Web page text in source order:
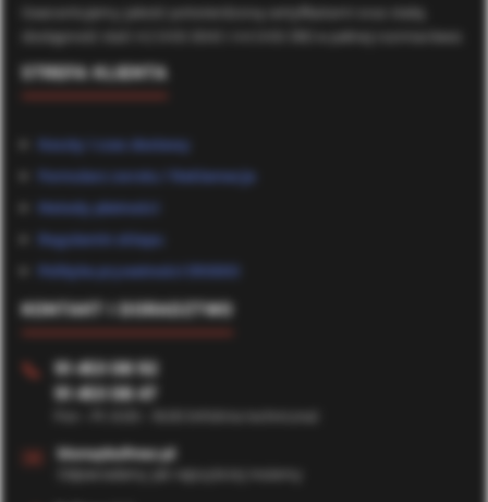
Gwarantujemy jakość potwierdzoną certyfikatami oraz stałą
dostępność stali A2 (AISI 304) i A4 (AISI 316) w pełnej rozmiarówce.
STREFA KLIENTA
Koszty i czas dostawy
Formularz zwrotu / Reklamacje
Metody płatności
Regulamin sklepu
Polityka prywatności (RODO)
KONTAKT I DORADZTWO
📞 91 453 08 92
91 453 08 47
✉️ biuro@bufmax.pl
Odpowiadamy jak najszybciej możemy